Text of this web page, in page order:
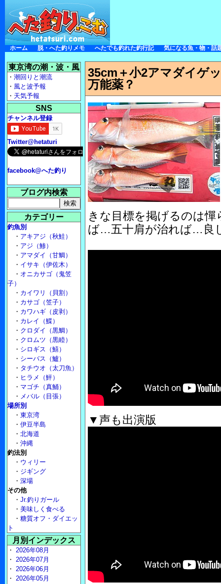
ホーム 脱・へた釣りメモ へたでも釣れた釣行記 気になる魚・物・話
35cm＋小2アマダイゲ
万能薬？
きな目標を掲げるのは
ば…五十肩が治れば…良
▼声も出演版
東京湾の潮・波・風
・ 潮回りと潮流
・ 風と波予報
・ 天気予報
SNS
チャンネル登録
Twitter@hetaturi
facebook@へた釣り
ブログ内検索
カテゴリー
釣魚別
・ アキアジ（秋鮭）
・ アジ（鯵）
・ アマダイ（甘鯛）
・ イサキ（伊佐木）
・ オニカサゴ（鬼笠
子）
・ カイワリ（貝割）
・ カサゴ（笠子）
・ カワハギ（皮剥）
・ カレイ（鰈）
・ クロダイ（黒鯛）
・ クロムツ（黒睦）
・ シロギス（鱚）
・ シーバス（鱸）
・ タチウオ（太刀魚）
・ ヒラメ（鮃）
・ マゴチ（真鯒）
・ メバル（目張）
場所別
・ 東京湾
・ 伊豆半島
・ 北海道
・ 沖縄
釣法別
・ ウィリー
・ ジギング
・ 深場
その他
・ Jr.釣りガール
・ 美味しく食べる
・ 糖質オフ・ダイエッ
ト
月別インデックス
・ 2026年08月
・ 2026年07月
・ 2026年06月
・ 2026年05月